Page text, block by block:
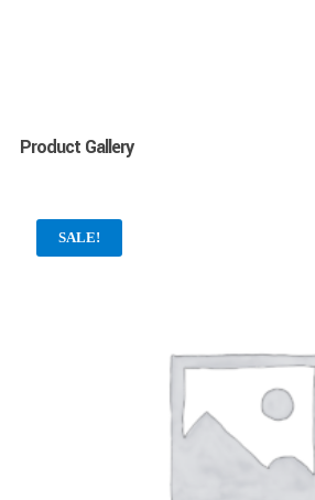
Product Gallery
SALE!
AJOUTER AU PANIER